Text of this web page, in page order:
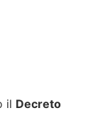
il Decreto